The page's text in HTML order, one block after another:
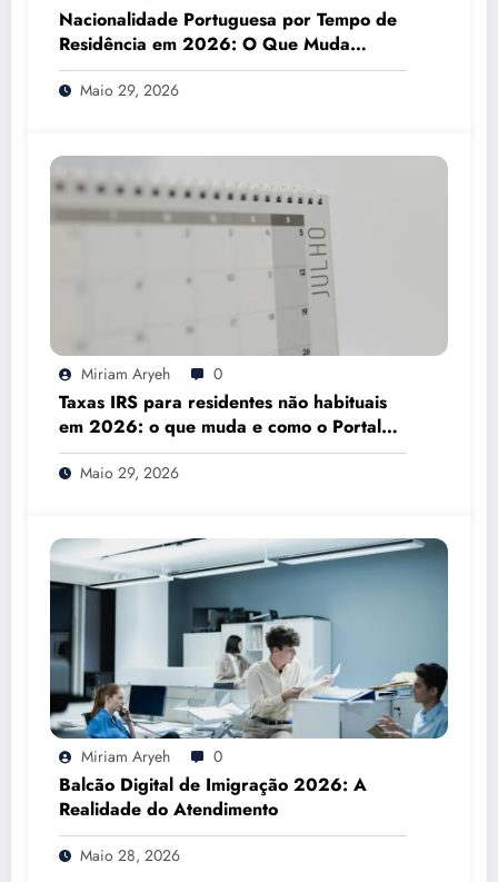
Nacionalidade Portuguesa por Tempo de
Residência em 2026: O Que Muda
Mesmo
Maio 29, 2026
Miriam Aryeh 0
Taxas IRS para residentes não habituais
em 2026: o que muda e como o Portal
das Finanças pode ajudar
Maio 29, 2026
Miriam Aryeh 0
Balcão Digital de Imigração 2026: A
Realidade do Atendimento
Maio 28, 2026